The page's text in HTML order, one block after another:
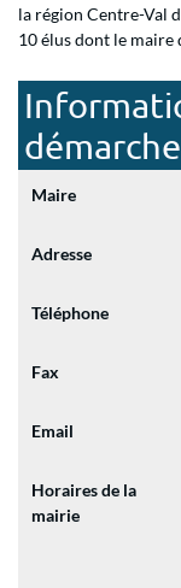
la région Centre-Val
10 élus dont le
Maire
Adresse
Téléphone
Fax
Email
Horaires de la
mairie